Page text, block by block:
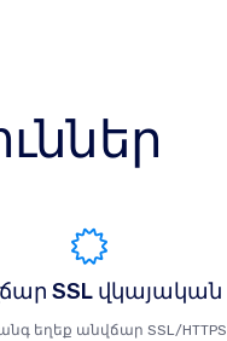
SSL վկայական
եղեք անվճար SSL/HTTPS